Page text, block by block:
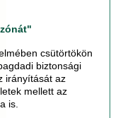
csütörtökön
biztonsági
irányítását az
mellett az
is.